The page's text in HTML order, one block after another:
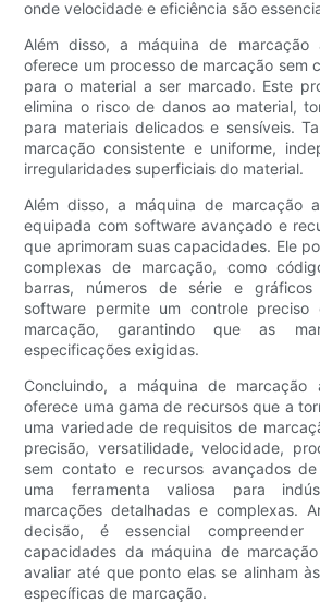
onde velocidade e eficiência são
Além disso, a máquina de
oferece um processo de marcação sem
para o material a ser marcado. Este
elimina o risco de danos ao material,
para materiais delicados e sensíveis.
marcação consistente e uniforme,
irregularidades superficiais do material.
Além disso, a máquina de marcação
equipada com software avançado e
que aprimoram suas capacidades. Ele
complexas de marcação, como
barras, números de série e
software permite um controle preciso
marcação, garantindo que as
especificações exigidas.
Concluindo, a máquina de
oferece uma gama de recursos que a
uma variedade de requisitos de
precisão, versatilidade, velocidade,
sem contato e recursos avançados
uma ferramenta valiosa para
marcações detalhadas e complexas.
decisão, é essencial compreender
capacidades da máquina de
avaliar até que ponto elas se alinham
específicas de marcação.